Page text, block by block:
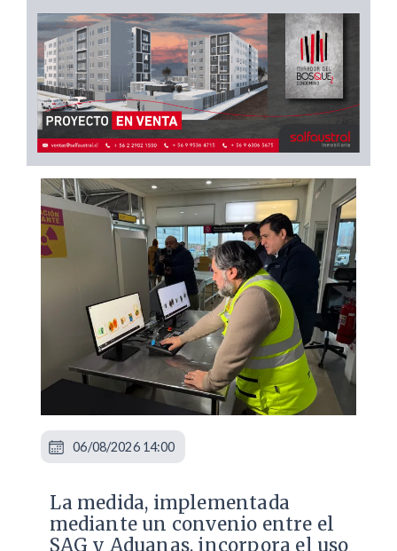
La medida, implementada
mediante un convenio entre el
SAG y Aduanas, incorpora el uso
06/08/2026 14:00